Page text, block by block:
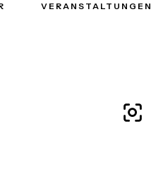
VERANSTALTUNGEN